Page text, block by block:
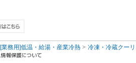
[業務用]低温・給湯・産業冷熱 冷凍・冷蔵クー